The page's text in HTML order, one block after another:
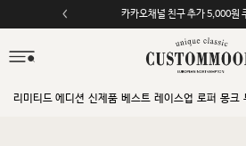
카카오채널 친구 추가 5,000원
리미티드 에디션 신제품 베스트 레이스업 로퍼 몽크